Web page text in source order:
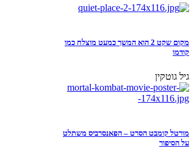
מקום שקט 2 הוא המשך כמעט מוצלח כמו
קודמו
גיל גוטקין
מורטל קומבט הסרט – הפאנסרביס משתלט
על הסיפור